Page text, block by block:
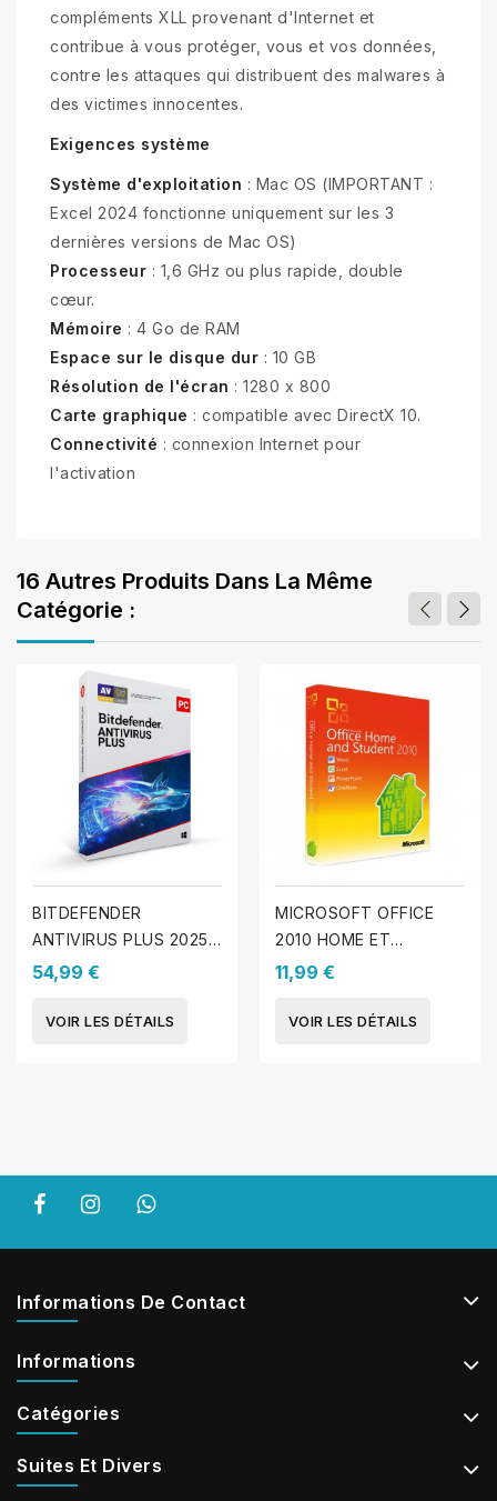
compléments XLL provenant d'Internet et
contribue à vous protéger, vous et vos données,
contre les attaques qui distribuent des malwares à
des victimes innocentes.
Exigences système
Système d'exploitation : Mac OS (IMPORTANT :
Excel 2024 fonctionne uniquement sur les 3
dernières versions de Mac OS)
Processeur : 1,6 GHz ou plus rapide, double
cœur.
Mémoire : 4 Go de RAM
Espace sur le disque dur : 10 GB
Résolution de l'écran : 1280 x 800
Carte graphique : compatible avec DirectX 10.
Connectivité : connexion Internet pour
l'activation
16 Autres Produits Dans La Même
Catégorie :
BITDEFENDER
ANTIVIRUS PLUS 2025 -
3 PC - 1 An
54,99 €
VOIR LES DÉTAILS
MICROSOFT OFFICE
2010 HOME ET
STUDENT (WINDOWS)
11,99 €
VOIR LES DÉTAILS
Informations De Contact
Informations
Catégories
Suites Et Divers